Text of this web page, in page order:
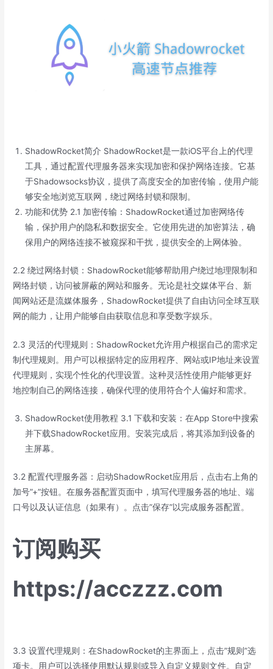
ShadowRocket简介 ShadowRocket是一款iOS平台上的代理
工具，通过配置代理服务器来实现加密和保护网络连接。它基
于Shadowsocks协议，提供了高度安全的加密传输，使用户能
够安全地浏览互联网，绕过网络封锁和限制。
功能和优势 2.1 加密传输：ShadowRocket通过加密网络传
输，保护用户的隐私和数据安全。它使用先进的加密算法，确
保用户的网络连接不被窥探和干扰，提供安全的上网体验。
2.2 绕过网络封锁：ShadowRocket能够帮助用户绕过地理限制和
网络封锁，访问被屏蔽的网站和服务。无论是社交媒体平台、新
闻网站还是流媒体服务，ShadowRocket提供了自由访问全球互联
网的能力，让用户能够自由获取信息和享受数字娱乐。
2.3 灵活的代理规则：ShadowRocket允许用户根据自己的需求定
制代理规则。用户可以根据特定的应用程序、网站或IP地址来设置
代理规则，实现个性化的代理设置。这种灵活性使用户能够更好
地控制自己的网络连接，确保代理的使用符合个人偏好和需求。
ShadowRocket使用教程 3.1 下载和安装：在App Store中搜索
并下载ShadowRocket应用。安装完成后，将其添加到设备的
主屏幕。
3.2 配置代理服务器：启动ShadowRocket应用后，点击右上角的
加号”+”按钮。在服务器配置页面中，填写代理服务器的地址、端
口号以及认证信息（如果有）。点击”保存”以完成服务器配置。
订阅购买
https://acczzz.com
3.3 设置代理规则：在ShadowRocket的主界面上，点击”规则”选
项卡。用户可以选择使用默认规则或导入自定义规则文件。自定